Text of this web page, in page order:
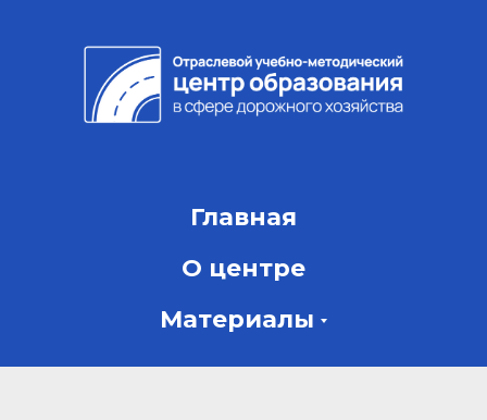
Главная
О центре
Материалы